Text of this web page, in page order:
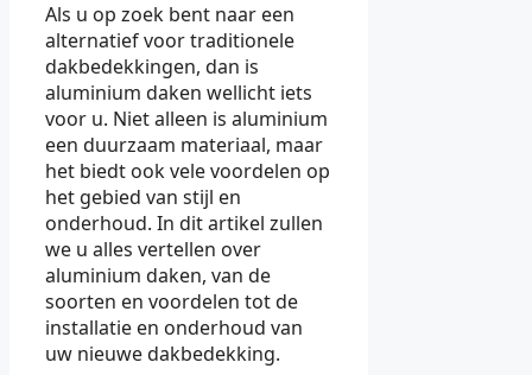
Als u op zoek bent naar een
alternatief voor traditionele
dakbedekkingen, dan is
aluminium daken wellicht iets
voor u. Niet alleen is aluminium
een duurzaam materiaal, maar
het biedt ook vele voordelen op
het gebied van stijl en
onderhoud. In dit artikel zullen
we u alles vertellen over
aluminium daken, van de
soorten en voordelen tot de
installatie en onderhoud van
uw nieuwe dakbedekking.